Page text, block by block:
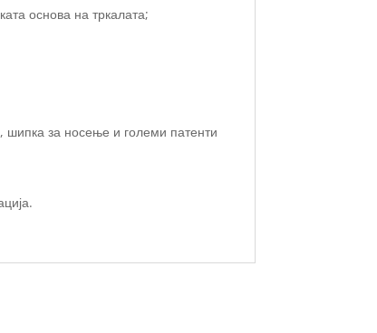
основа на тркалата;
шипка за носење и големи патенти